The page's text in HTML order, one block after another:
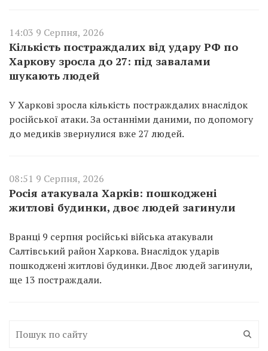
14:03 9 Серпня, 2026
Кількість постраждалих від удару РФ по
Харкову зросла до 27: під завалами
шукають людей
У Харкові зросла кількість постраждалих внаслідок
російської атаки. За останніми даними, по допомогу
до медиків звернулися вже 27 людей.
08:51 9 Серпня, 2026
Росія атакувала Харків: пошкоджені
житлові будинки, двоє людей загинули
Вранці 9 серпня російські війська атакували
Салтівський район Харкова. Внаслідок ударів
пошкоджені житлові будинки. Двоє людей загинули,
ще 13 постраждали.